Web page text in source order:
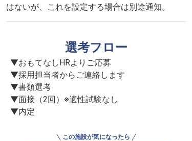
はないが、これを設定する場合は別途通知。
選考フロー
▼おもてなしHRよりご応募
▼採用担当者からご連絡します
▼書類選考
▼面接（2回）※適性試験なし
▼内定
この施設が気になったら